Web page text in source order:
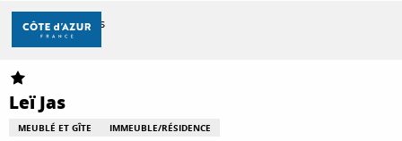
Aller
contenu
principal
DÉCOUVRIR
Accueil Leï Jas
Leï Jas
MEUBLÉ ET GÎTE IMMEUBLE/RÉSIDENCE